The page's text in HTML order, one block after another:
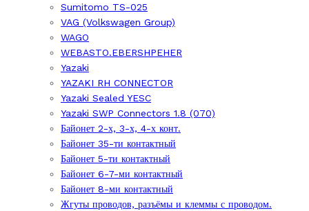
Sumitomo TS-025
VAG (Volkswagen Group)
WAGO
WEBASTO.EBERSHPEHER
Yazaki
YAZAKI RH CONNECTOR
Yazaki Sealed YESC
Yazaki SWP Connectors 1.8 (070)
Байонет 2-х, 3-х, 4-х конт.
Байонет 35-ти контактный
Байонет 5-ти контактный
Байонет 6-7-ми контактный
Байонет 8-ми контактный
Жгуты проводов, разъёмы и клеммы с проводом.